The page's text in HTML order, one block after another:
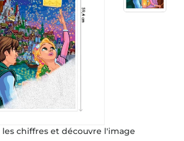
les chiffres et découvre l'image